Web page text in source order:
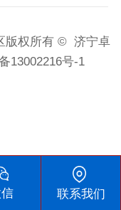
版权所有 ©济宁卓
13002216号-1
联系我们